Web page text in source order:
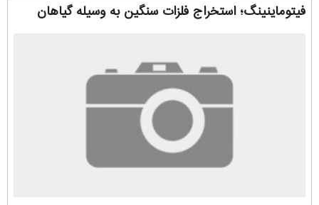
فیتوماینینگ؛ استخراج فلزات سنگین به وسیله گیاهان